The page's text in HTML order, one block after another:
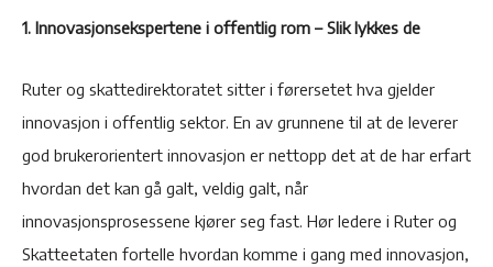
1. Innovasjonsekspertene i offentlig rom – Slik lykkes de
Ruter og skattedirektoratet sitter i førersetet hva gjelder
innovasjon i offentlig sektor. En av grunnene til at de leverer
god brukerorientert innovasjon er nettopp det at de har erfart
hvordan det kan gå galt, veldig galt, når
innovasjonsprosessene kjører seg fast. Hør ledere i Ruter og
Skatteetaten fortelle hvordan komme i gang med innovasjon,